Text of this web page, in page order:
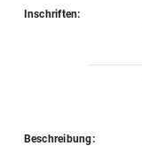
Inschriften:
Beschreibung: